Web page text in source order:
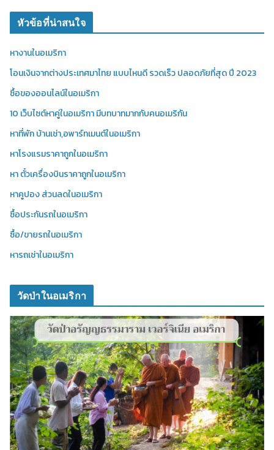
หัวข้อที่น่าสนใจ
หางานในอเมริกา
โอนเงินจากต่างประเทศมาไทย แบบไหนดี รวดเร็ว ปลอดภัยที่สุด ปี 2023
ซื้อของออนไลน์ในอเมริกา
10 เว็บไซต์หาคู่ในอเมริกา มีบทบาทมากกับคนอเมริกัน
หาที่พัก บ้านเช่า,อพาร์ทเมนต์ในอเมริกา
หาโรงแรมราคาถูกในอเมริกา
หา ตั๋วเครื่องบินราคาถูกในอเมริกา
หาคูปอง ส่วนลดในอเมริกา
ซื้อประกันรถในอเมริกา
ซื้อ/ขายรถในอเมริกา
หารถเช่าในอเมริกา
วัดป่าในอเมริกา